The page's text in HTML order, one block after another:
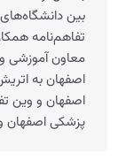
بین
تفاهم‌نامه
معاون آموزشی
اصفهان به
اصفهان و وین
پزشکی اصفهان